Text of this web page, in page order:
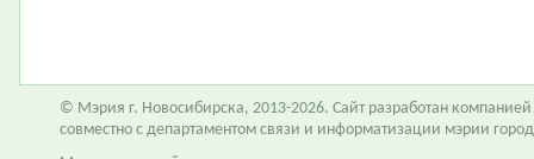
© Мэрия г. Новосибирска, 2013-2026. Сайт разработан компанией
совместно с департаментом связи и информатизации мэрии